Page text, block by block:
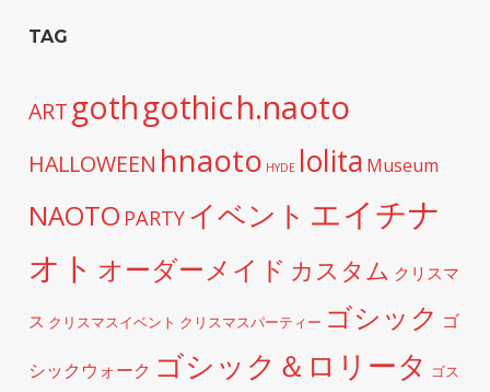
TAG
ART gothgothich.naoto
HALLOWEEN hnaoto HYDE lolita Museum
NAOTO PARTY イベント エイチナ
オト オーダーメイド カスタム クリスマ
ス クリスマスイベント クリスマスパーティー ゴシック ゴ
シックウォーク ゴシック＆ロリータ ゴス